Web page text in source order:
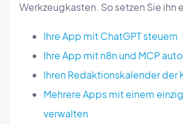
Werkzeugkasten. So setzen Sie ihn
Ihre App mit ChatGPT steuern
Ihre App mit n8n und MCP
Ihren Redaktionskalender der
Mehrere Apps mit einem
verwalten